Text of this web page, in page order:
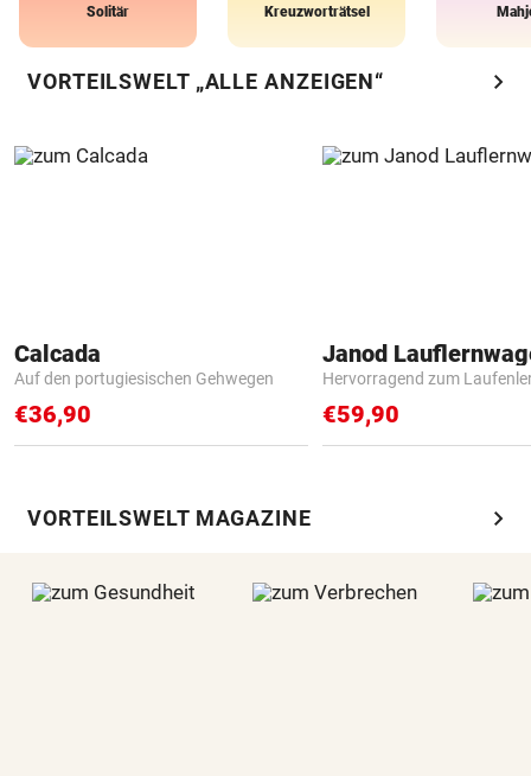
Solitär Kreuzworträtsel
VORTEILSWELT „ALLE ANZEIGEN“ chevron_right
Calcada
Auf den portugiesischen Gehwegen
€36,90
Janod
Hervorragend zum
€59,90
VORTEILSWELT MAGAZINE chevron_right